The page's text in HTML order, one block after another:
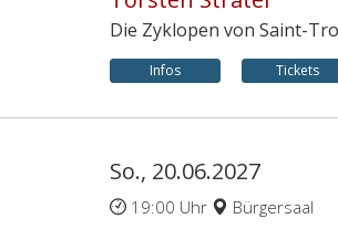
Die Zyklopen von Saint-
Infos Tickets
So., 20.06.2027
19:00 Uhr Bürgersaal